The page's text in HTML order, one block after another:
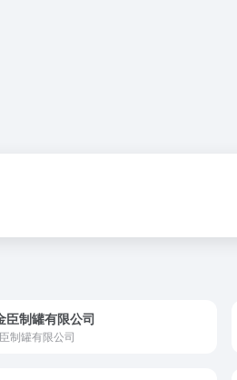
臣制罐有限公司
制罐有限公司